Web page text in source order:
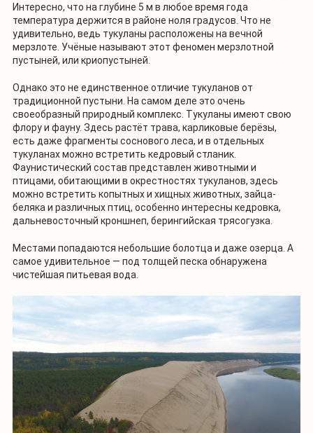
Интересно, что на глубине 5 м в любое время года
температура держится в районе ноля градусов. Что не
удивительно, ведь тукуланы расположены на вечной
мерзлоте. Учёные называют этот феномен мерзлотной
пустыней, или криопустыней.
Однако это не единственное отличие тукуланов от
традиционной пустыни. На самом деле это очень
своеобразный природный комплекс. Тукуланы имеют свою
флору и фауну. Здесь растёт трава, карликовые берёзы,
есть даже фрагменты соснового леса, и в отдельных
тукуланах можно встретить кедровый стланик.
Фаунистический состав представлен животными и
птицами, обитающими в окрестностях тукуланов, здесь
можно встретить копытных и хищных животных, зайца-
беляка и различных птиц, особенно интересны кедровка,
дальневосточный кроншнеп, берингийская трясогузка.
Местами попадаются небольшие болотца и даже озерца. А
самое удивительное — под толщей песка обнаружена
чистейшая питьевая вода.